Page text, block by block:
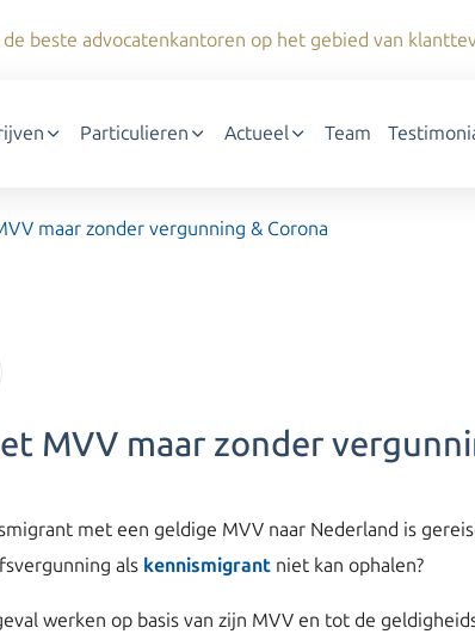
beste advocatenkantoren op het gebied van
Particulieren Actueel Team
maar zonder vergunning & Corona
MVV maar zonder
met een geldige MVV naar Nederland is
als kennismigrant niet kan ophalen?
werken op basis van zijn MVV en tot de